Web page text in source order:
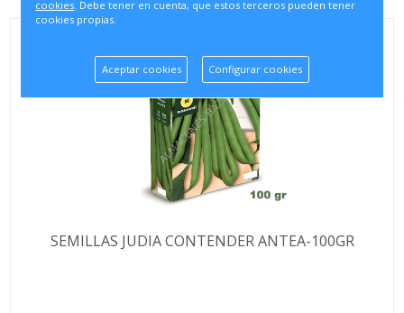
SEMILLAS JUDIA CONTENDER ANTEA-100GR
cookies. Debe tener en cuenta, que estos terceros pueden tener
cookies propias.
Aceptar cookies Configurar cookies